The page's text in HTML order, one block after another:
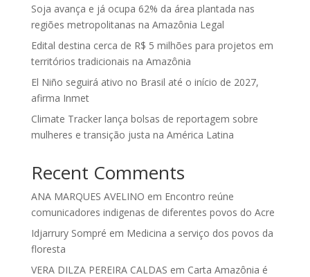
Soja avança e já ocupa 62% da área plantada nas
regiões metropolitanas na Amazônia Legal
Edital destina cerca de R$ 5 milhões para projetos em
territórios tradicionais na Amazônia
El Niño seguirá ativo no Brasil até o início de 2027,
afirma Inmet
Climate Tracker lança bolsas de reportagem sobre
mulheres e transição justa na América Latina
Recent Comments
ANA MARQUES AVELINO em Encontro reúne
comunicadores indigenas de diferentes povos do Acre
Idjarrury Sompré em Medicina a serviço dos povos da
floresta
VERA DILZA PEREIRA CALDAS em Carta Amazônia é